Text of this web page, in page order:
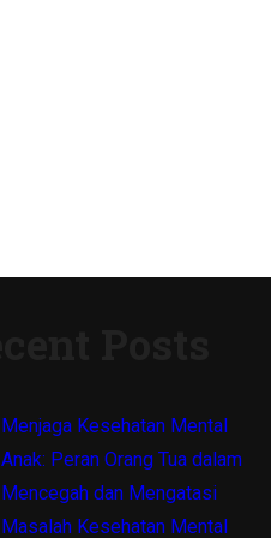
Menjaga Kesehatan Mental
Anak: Peran Orang Tua dalam
Mencegah dan Mengatasi
Masalah Kesehatan Mental